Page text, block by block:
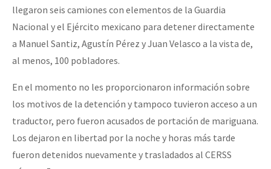
llegaron seis camiones con elementos de la Guardia
Nacional y el Ejército mexicano para detener directamente
a Manuel Santiz, Agustín Pérez y Juan Velasco a la vista de,
al menos, 100 pobladores.
En el momento no les proporcionaron información sobre
los motivos de la detención y tampoco tuvieron acceso a un
traductor, pero fueron acusados de portación de mariguana.
Los dejaron en libertad por la noche y horas más tarde
fueron detenidos nuevamente y trasladados al CERSS